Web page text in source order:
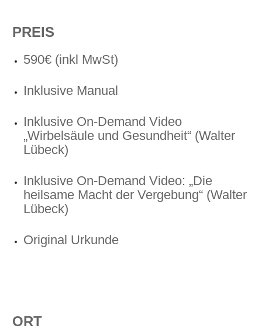
PREIS
590€ (inkl MwSt)
Inklusive Manual
Inklusive On-Demand Video
„Wirbelsäule und Gesundheit“ (Walter
Lübeck)
Inklusive On-Demand Video: „Die
heilsame Macht der Vergebung“ (Walter
Lübeck)
Original Urkunde
ORT